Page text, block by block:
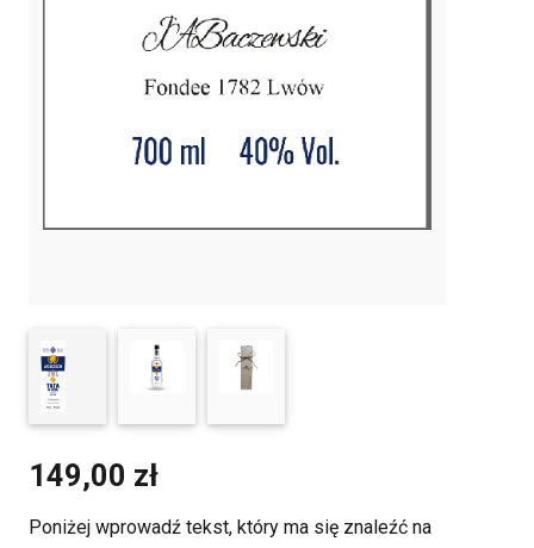
149,00 zł
Poniżej wprowadź tekst, który ma się znaleźć na